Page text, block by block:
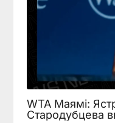
WTA Маямі:
Стародубцева